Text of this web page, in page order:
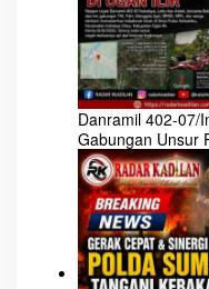
Danramil 402-07/
Gabungan Unsur
Ogan Ilir